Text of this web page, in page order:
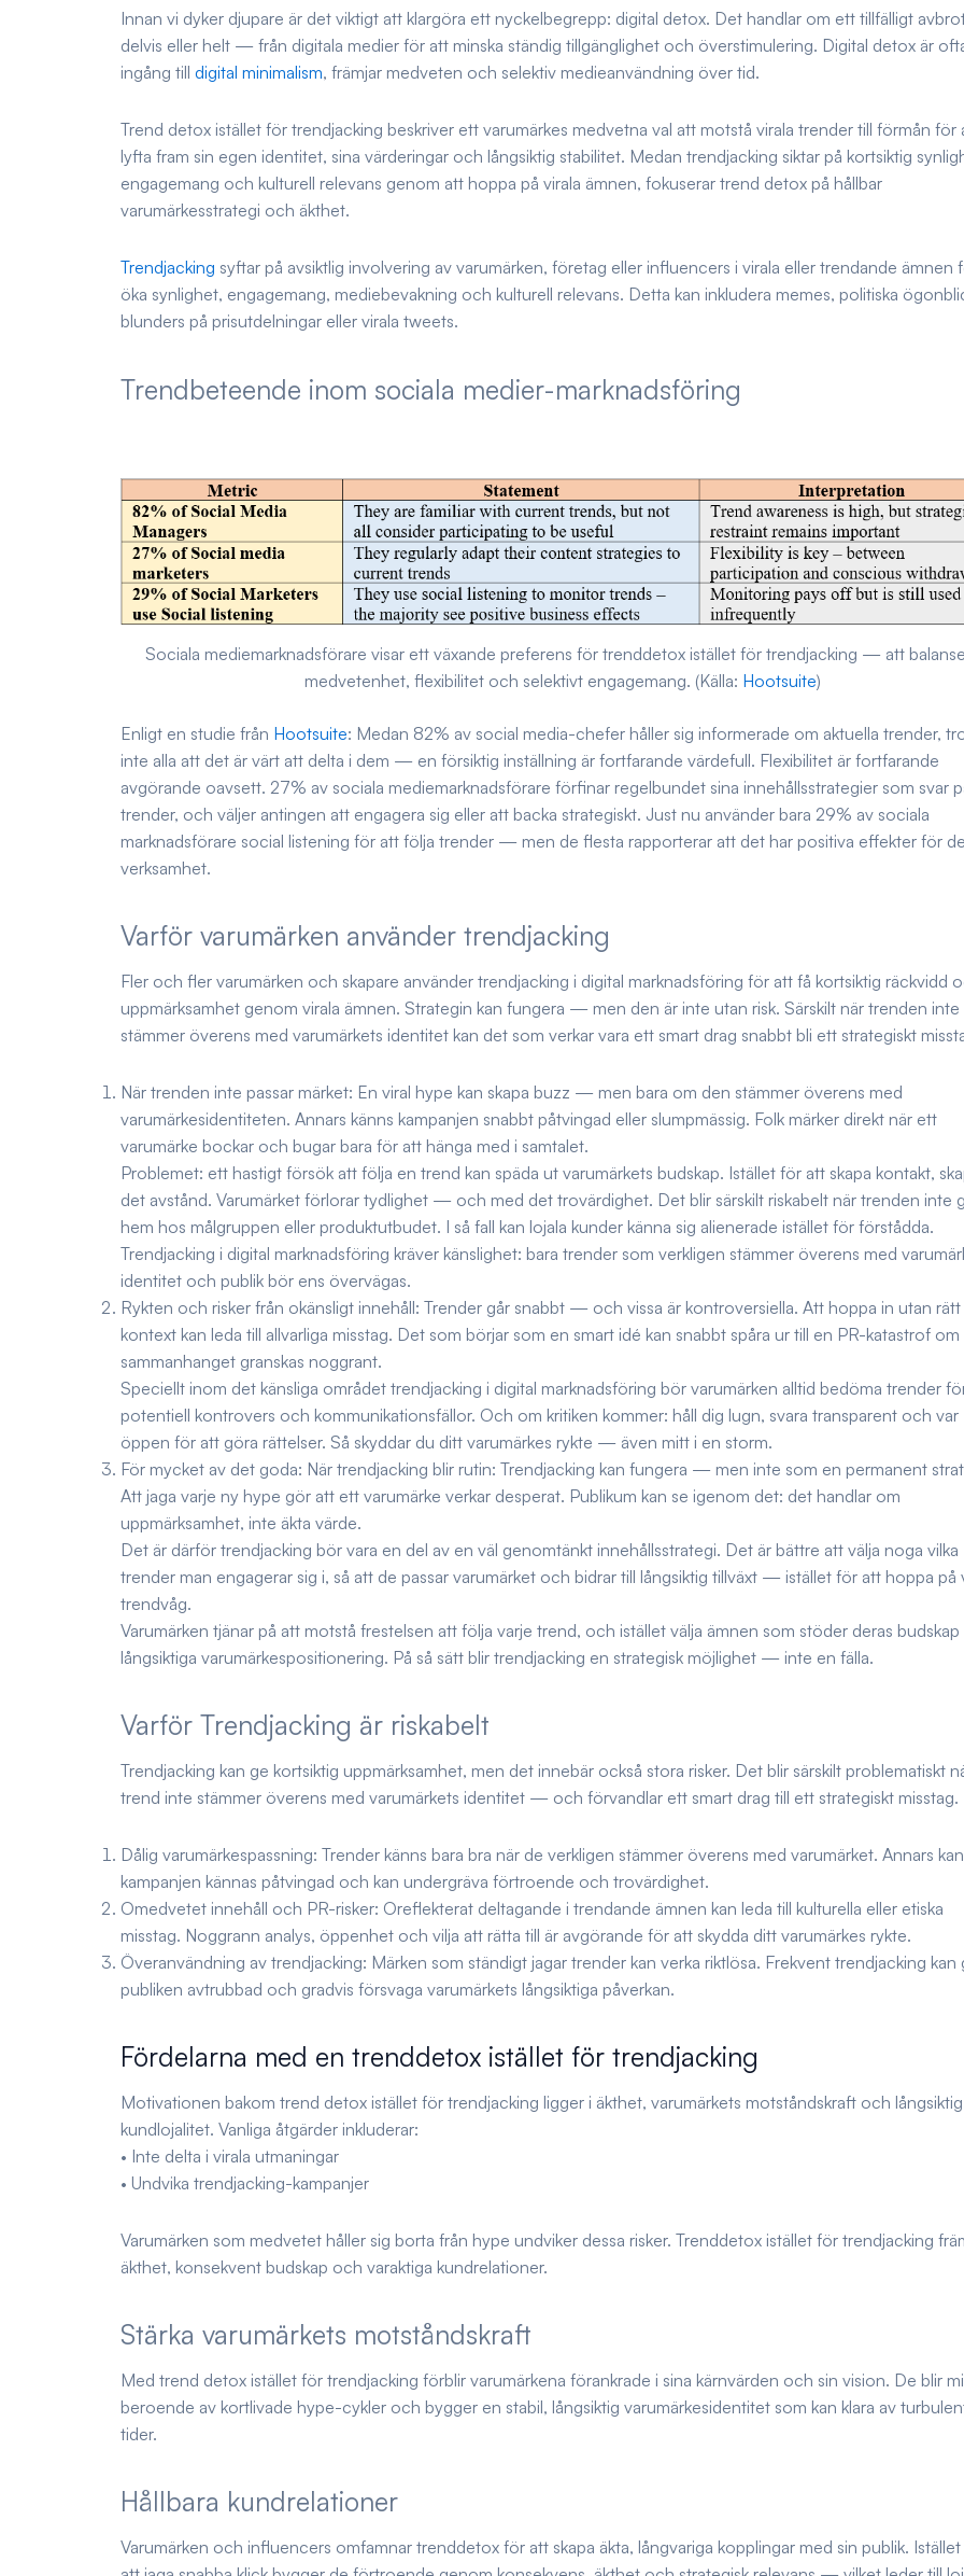
Innan vi dyker djupare är det viktigt att klargöra ett nyckelbegrepp: digital detox. Det handlar om ett tillfälligt
delvis eller helt — från digitala medier för att minska ständig tillgänglighet och överstimulering. Digital detox är
ingång till digital minimalism, främjar medveten och selektiv medieanvändning över tid.
Trend detox istället för trendjacking beskriver ett varumärkes medvetna val att motstå virala trender till förmån för
lyfta fram sin egen identitet, sina värderingar och långsiktig stabilitet. Medan trendjacking siktar på kortsiktig
engagemang och kulturell relevans genom att hoppa på virala ämnen, fokuserar trend detox på hållbar
varumärkesstrategi och äkthet.
Trendjacking syftar på avsiktlig involvering av varumärken, företag eller influencers i virala eller trendande ämnen
öka synlighet, engagemang, mediebevakning och kulturell relevans. Detta kan inkludera memes, politiska
blunders på prisutdelningar eller virala tweets.
Trendbeteende inom sociala medier-marknadsföring
Sociala mediemarknadsförare visar ett växande preferens för trenddetox istället för trendjacking — att
medvetenhet, flexibilitet och selektivt engagemang. (Källa: Hootsuite)
Enligt en studie från Hootsuite: Medan 82% av social media-chefer håller sig informerade om aktuella trender,
inte alla att det är värt att delta i dem — en försiktig inställning är fortfarande värdefull. Flexibilitet är fortfarande
avgörande oavsett. 27% av sociala mediemarknadsförare förfinar regelbundet sina innehållsstrategier som svar
trender, och väljer antingen att engagera sig eller att backa strategiskt. Just nu använder bara 29% av sociala
marknadsförare social listening för att följa trender — men de flesta rapporterar att det har positiva effekter för
verksamhet.
Varför varumärken använder trendjacking
Fler och fler varumärken och skapare använder trendjacking i digital marknadsföring för att få kortsiktig räckvidd
uppmärksamhet genom virala ämnen. Strategin kan fungera — men den är inte utan risk. Särskilt när trenden inte
stämmer överens med varumärkets identitet kan det som verkar vara ett smart drag snabbt bli ett strategiskt
När trenden inte passar märket: En viral hype kan skapa buzz — men bara om den stämmer överens med
varumärkesidentiteten. Annars känns kampanjen snabbt påtvingad eller slumpmässig. Folk märker direkt när ett
varumärke bockar och bugar bara för att hänga med i samtalet.
Problemet: ett hastigt försök att följa en trend kan späda ut varumärkets budskap. Istället för att skapa kontakt,
det avstånd. Varumärket förlorar tydlighet — och med det trovärdighet. Det blir särskilt riskabelt när trenden inte
hem hos målgruppen eller produktutbudet. I så fall kan lojala kunder känna sig alienerade istället för förstådda.
Trendjacking i digital marknadsföring kräver känslighet: bara trender som verkligen stämmer överens med
identitet och publik bör ens övervägas.
Rykten och risker från okänsligt innehåll: Trender går snabbt — och vissa är kontroversiella. Att hoppa in utan rätt
kontext kan leda till allvarliga misstag. Det som börjar som en smart idé kan snabbt spåra ur till en PR-katastrof om
sammanhanget granskas noggrant.
Speciellt inom det känsliga området trendjacking i digital marknadsföring bör varumärken alltid bedöma trender
potentiell kontrovers och kommunikationsfällor. Och om kritiken kommer: håll dig lugn, svara transparent och var
öppen för att göra rättelser. Så skyddar du ditt varumärkes rykte — även mitt i en storm.
För mycket av det goda: När trendjacking blir rutin: Trendjacking kan fungera — men inte som en permanent
Att jaga varje ny hype gör att ett varumärke verkar desperat. Publikum kan se igenom det: det handlar om
uppmärksamhet, inte äkta värde.
Det är därför trendjacking bör vara en del av en väl genomtänkt innehållsstrategi. Det är bättre att välja noga vilka
trender man engagerar sig i, så att de passar varumärket och bidrar till långsiktig tillväxt — istället för att hoppa på
trendvåg.
Varumärken tjänar på att motstå frestelsen att följa varje trend, och istället välja ämnen som stöder deras
långsiktiga varumärkespositionering. På så sätt blir trendjacking en strategisk möjlighet — inte en fälla.
Varför Trendjacking är riskabelt
Trendjacking kan ge kortsiktig uppmärksamhet, men det innebär också stora risker. Det blir särskilt problematiskt
trend inte stämmer överens med varumärkets identitet — och förvandlar ett smart drag till ett strategiskt misstag.
Dålig varumärkespassning: Trender känns bara bra när de verkligen stämmer överens med varumärket. Annars kan
kampanjen kännas påtvingad och kan undergräva förtroende och trovärdighet.
Omedvetet innehåll och PR-risker: Oreflekterat deltagande i trendande ämnen kan leda till kulturella eller etiska
misstag. Noggrann analys, öppenhet och vilja att rätta till är avgörande för att skydda ditt varumärkes rykte.
Överanvändning av trendjacking: Märken som ständigt jagar trender kan verka riktlösa. Frekvent trendjacking kan
publiken avtrubbad och gradvis försvaga varumärkets långsiktiga påverkan.
Fördelarna med en trenddetox istället för trendjacking
Motivationen bakom trend detox istället för trendjacking ligger i äkthet, varumärkets motståndskraft och långsiktig
kundlojalitet. Vanliga åtgärder inkluderar:
• Inte delta i virala utmaningar
• Undvika trendjacking-kampanjer
Varumärken som medvetet håller sig borta från hype undviker dessa risker. Trenddetox istället för trendjacking
äkthet, konsekvent budskap och varaktiga kundrelationer.
Stärka varumärkets motståndskraft
Med trend detox istället för trendjacking förblir varumärkena förankrade i sina kärnvärden och sin vision. De blir
beroende av kortlivade hype-cykler och bygger en stabil, långsiktig varumärkesidentitet som kan klara av
tider.
Hållbara kundrelationer
Varumärken och influencers omfamnar trenddetox för att skapa äkta, långvariga kopplingar med sin publik.